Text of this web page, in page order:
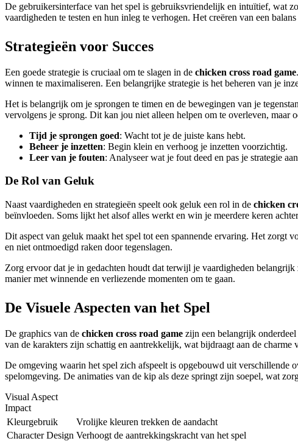
De gebruikersinterface van het spel is gebruiksvriendelijk en intuïtief, wat
vaardigheden te testen en hun inleg te verhogen. Het creëren van een
Strategieën voor Succes
Een goede strategie is cruciaal om te slagen in de chicken cross road game
winnen te maximaliseren. Een belangrijke strategie is het beheren van je
Het is belangrijk om je sprongen te timen en de bewegingen van je
vervolgens je sprong. Dit kan jou niet alleen helpen om te overleven,
Tijd je sprongen goed: Wacht tot je de juiste kans hebt.
Beheer je inzetten: Begin klein en verhoog je inzetten voorzichtig.
Leer van je fouten: Analyseer wat je fout deed en pas je strategie
De Rol van Geluk
Naast vaardigheden en strategieën speelt ook geluk een rol in de chicken
beïnvloeden. Soms lijkt het alsof alles werkt en win je meerdere keren
Dit aspect van geluk maakt het spel tot een spannende ervaring. Het zorgt
en niet ontmoedigd raken door tegenslagen.
Zorg ervoor dat je in gedachten houdt dat terwijl je vaardigheden
manier met winnende en verliezende momenten om te gaan.
De Visuele Aspecten van het Spel
De graphics van de chicken cross road game zijn een belangrijk
van de karakters zijn schattig en aantrekkelijk, wat bijdraagt aan de charme
De omgeving waarin het spel zich afspeelt is opgebouwd uit verschillende
spelomgeving. De animaties van de kip als deze springt zijn soepel, wat
Visual Aspect
Impact
Kleurgebruik
Vrolijke kleuren trekken de aandacht
Character Design Verhoogt de aantrekkingskracht van het spel